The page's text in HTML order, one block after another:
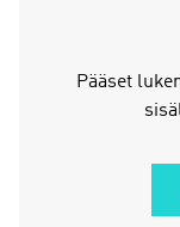
Pääset